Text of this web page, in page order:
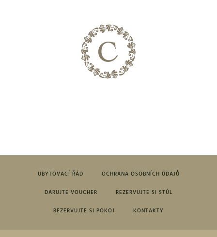
UBYTOVACÍ ŘÁD OCHRANA OSOBNÍCH ÚDAJŮ
DARUJTE VOUCHER REZERVUJTE SI STŮL
REZERVUJTE SI POKOJ KONTAKTY